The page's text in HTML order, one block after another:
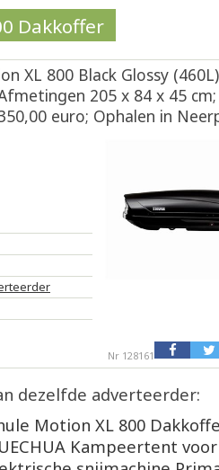
Dakkoffer
XL 800 Black Glossy
205 x 84 x 45
euro; Ophalen in
Nr 128161
dezelfde adverteerder:
Motion XL 800
Kampeertent